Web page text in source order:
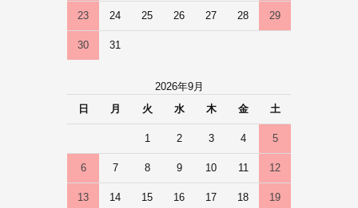
23 24 25 26 27 28 29
30 31
2026年9月
日
月 火 水 木 金 土
1 2 3 4 5
6 7 8 9 10 11 12
13 14 15 16 17 18 19